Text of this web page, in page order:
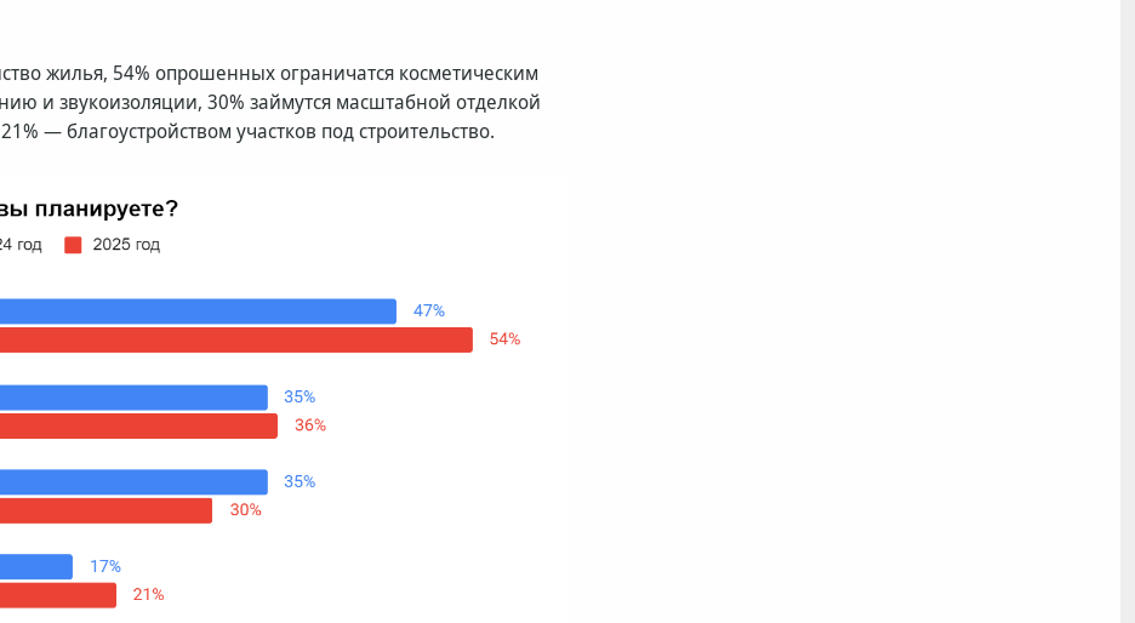
жилья, 54% опрошенных ограничатся косметическим
и звукоизоляции, 30% займутся масштабной отделкой
— благоустройством участков под строительство.